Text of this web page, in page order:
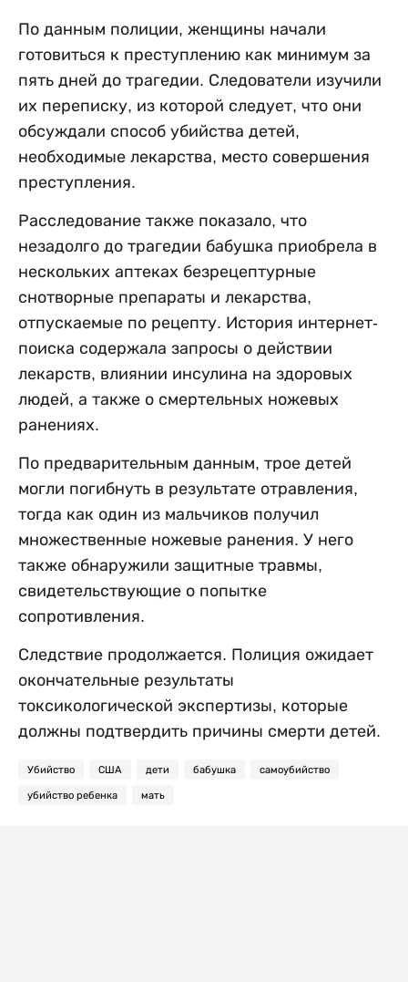
По данным полиции, женщины начали
готовиться к преступлению как минимум за
пять дней до трагедии. Следователи изучили
их переписку, из которой следует, что они
обсуждали способ убийства детей,
необходимые лекарства, место совершения
преступления.
Расследование также показало, что
незадолго до трагедии бабушка приобрела в
нескольких аптеках безрецептурные
снотворные препараты и лекарства,
отпускаемые по рецепту. История интернет-
поиска содержала запросы о действии
лекарств, влиянии инсулина на здоровых
людей, а также о смертельных ножевых
ранениях.
По предварительным данным, трое детей
могли погибнуть в результате отравления,
тогда как один из мальчиков получил
множественные ножевые ранения. У него
также обнаружили защитные травмы,
свидетельствующие о попытке
сопротивления.
Следствие продолжается. Полиция ожидает
окончательные результаты
токсикологической экспертизы, которые
должны подтвердить причины смерти детей.
Убийство США дети бабушка самоубийство
убийство ребенка мать